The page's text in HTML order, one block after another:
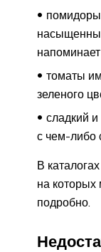
томаты
зеленого
сладкий
с чем-либо
В
на которых
подробно.